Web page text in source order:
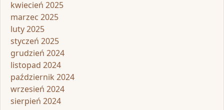
kwiecień 2025
marzec 2025
luty 2025
styczeń 2025
grudzień 2024
listopad 2024
październik 2024
wrzesień 2024
sierpień 2024